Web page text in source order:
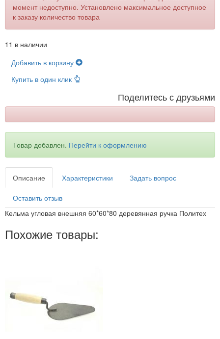
момент недоступно. Установлено максимальное доступное
к заказу количество товара
11 в наличии
Добавить в корзину
Купить в один клик
Поделитесь с друзьями
Товар добавлен. Перейти к оформлению
Описание Характеристики Задать вопрос
Оставить отзыв
Кельма угловая внешняя 60*60*80 деревянная ручка Политех
Похожие товары: